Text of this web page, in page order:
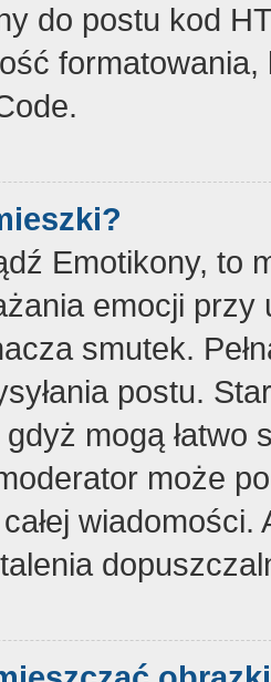
do postu kod
Emotikony, to
emocji
smutek.
postu.
mogą
może